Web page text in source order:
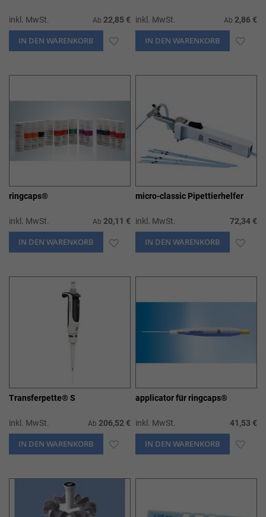
inkl. MwSt. Ab 22,85 €
IN DEN WARENKORB ZUR
inkl. MwSt. Ab 2,86 €
IN DEN WARENKORB ZUR
ringcaps®
inkl. MwSt. Ab 20,11 €
IN DEN WARENKORB ZUR
micro-classic Pipettierhelfer
inkl. MwSt. 72,34 €
IN DEN WARENKORB ZUR
Transferpette® S
inkl. MwSt. Ab 206,52 €
IN DEN WARENKORB ZUR
applicator für ringcaps®
inkl. MwSt. 41,53 €
IN DEN WARENKORB ZUR